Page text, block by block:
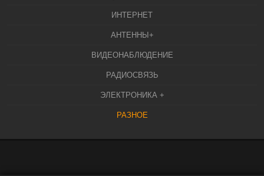
ИНТЕРНЕТ
АНТЕННЫ+
ВИДЕОНАБЛЮДЕНИЕ
РАДИОСВЯЗЬ
ЭЛЕКТРОНИКА +
РАЗНОЕ